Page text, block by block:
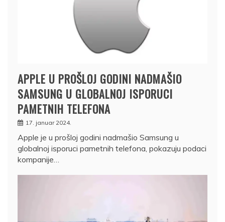
APPLE U PROŠLOJ GODINI NADMAŠIO
SAMSUNG U GLOBALNOJ ISPORUCI
PAMETNIH TELEFONA
17. januar 2024.
Apple je u prošloj godini nadmašio Samsung u
globalnoj isporuci pametnih telefona, pokazuju podaci
kompanije…